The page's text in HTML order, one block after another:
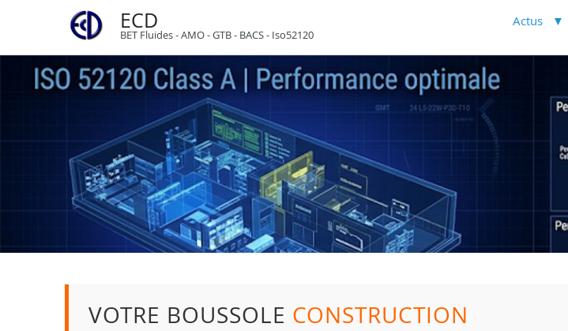
ECD
BET Fluides - AMO - GTB - BACS - Iso52120
Actus
VOTRE BOUSSOLE CONSTRUCTION